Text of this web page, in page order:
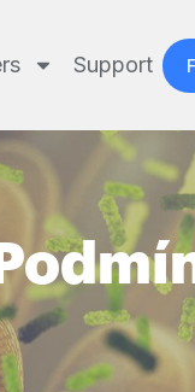
Support